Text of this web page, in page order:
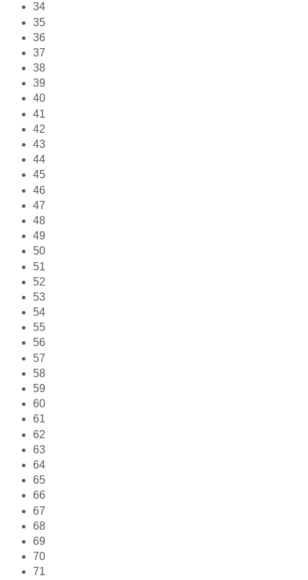
34
35
36
37
38
39
40
41
42
43
44
45
46
47
48
49
50
51
52
53
54
55
56
57
58
59
60
61
62
63
64
65
66
67
68
69
70
71